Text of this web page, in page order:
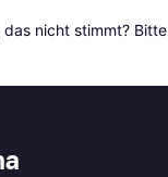
nicht stimmt? Bitte